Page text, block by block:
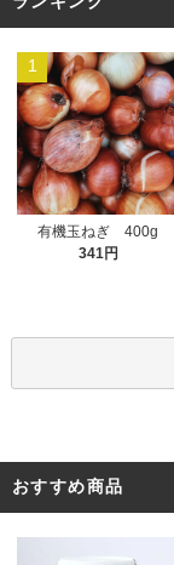
1
有機玉ねぎ 400g
341円
おすすめ商品